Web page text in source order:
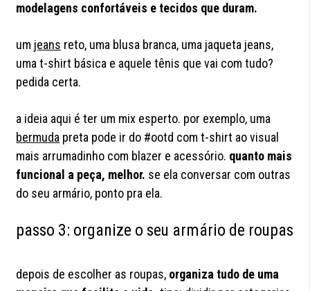
modelagens confortáveis e tecidos que duram.
um jeans reto, uma blusa branca, uma jaqueta jeans,
uma t-shirt básica e aquele tênis que vai com tudo?
pedida certa.
a ideia aqui é ter um mix esperto. por exemplo, uma
bermuda preta pode ir do #ootd com t-shirt ao visual
mais arrumadinho com blazer e acessório. quanto mais
funcional a peça, melhor. se ela conversar com outras
do seu armário, ponto pra ela.
passo 3: organize o seu armário de roupas
depois de escolher as roupas, organiza tudo de uma